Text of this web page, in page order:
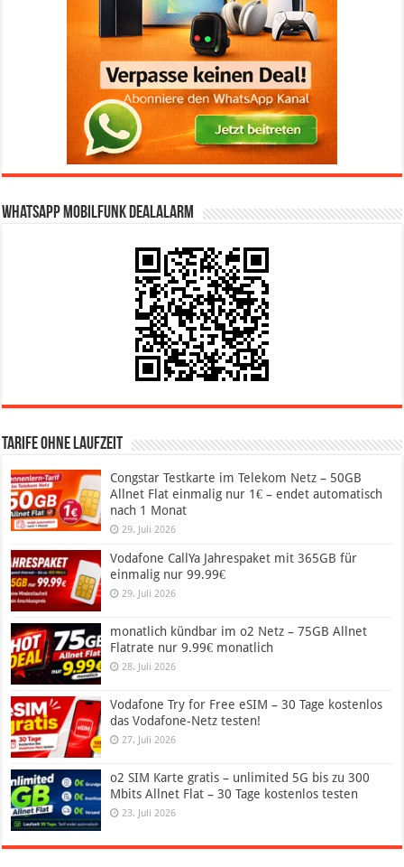
WhatsApp Mobilfunk DealAlarm
Tarife ohne Laufzeit
Congstar Testkarte im Telekom Netz – 50GB
Allnet Flat einmalig nur 1€ – endet automatisch
nach 1 Monat
29. Juli 2026
Vodafone CallYa Jahrespaket mit 365GB für
einmalig nur 99.99€
29. Juli 2026
monatlich kündbar im o2 Netz – 75GB Allnet
Flatrate nur 9.99€ monatlich
28. Juli 2026
Vodafone Try for Free eSIM – 30 Tage kostenlos
das Vodafone-Netz testen!
27. Juli 2026
o2 SIM Karte gratis – unlimited 5G bis zu 300
Mbits Allnet Flat – 30 Tage kostenlos testen
23. Juli 2026